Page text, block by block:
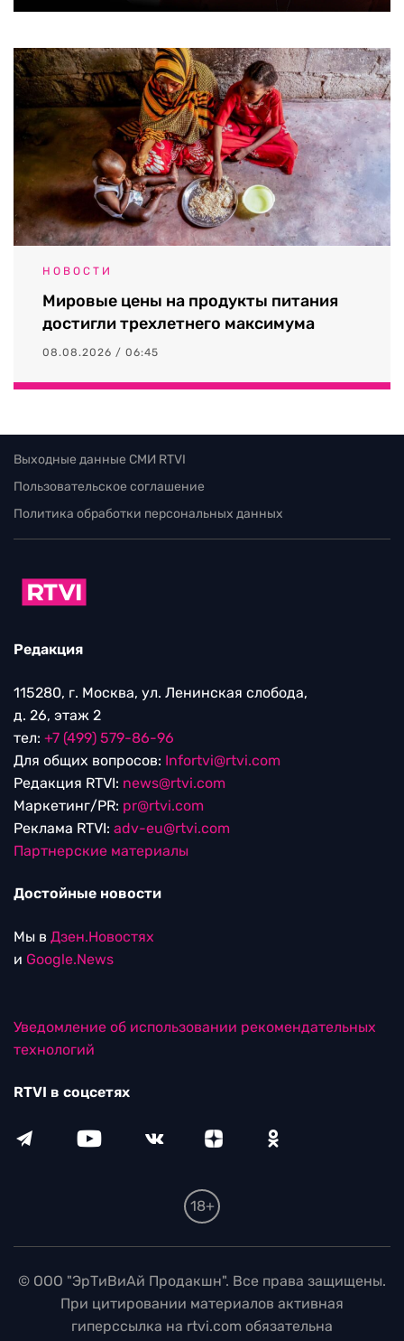
НОВОСТИ
Мировые цены на продукты питания
достигли трехлетнего максимума
08.08.2026 / 06:45
Выходные данные СМИ RTVI
Пользовательское соглашение
Политика обработки персональных данных
Редакция
115280, г. Москва, ул. Ленинская слобода,
д. 26, этаж 2
тел: +7 (499) 579-86-96
Для общих вопросов: Infortvi@rtvi.com
Редакция RTVI: news@rtvi.com
Маркетинг/PR: pr@rtvi.com
Реклама RTVI: adv-eu@rtvi.com
Партнерские материалы
Достойные новости
Мы в Дзен.Новостях
и Google.News
Уведомление об использовании рекомендательных
технологий
RTVI в соцсетях
18+
© ООО "ЭрТиВиАй Продакшн". Все права защищены.
При цитировании материалов активная
гиперссылка на rtvi.com обязательна